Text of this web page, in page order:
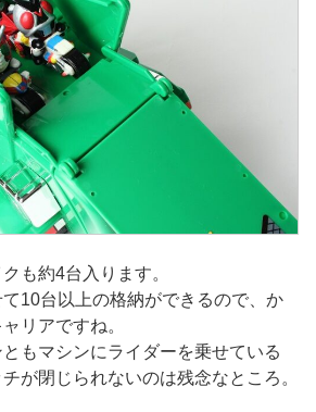
も約4台入ります。
10台以上の格納ができるので、か
リアですね。
もマシンにライダーを乗せている
が閉じられないのは残念なところ。